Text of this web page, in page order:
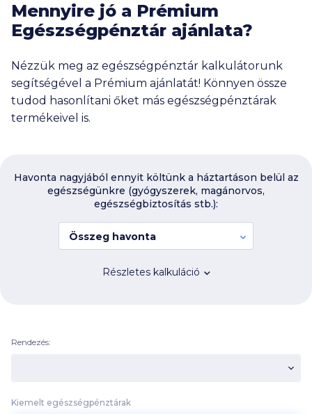
Mennyire jó a Prémium
Egészségpénztár ajánlata?
Nézzük meg az egészségpénztár kalkulátorunk
segítségével a Prémium ajánlatát! Könnyen össze
tudod hasonlítani őket más egészségpénztárak
termékeivel is.
Havonta nagyjából ennyit költünk a háztartáson belül az
egészségünkre (gyógyszerek, magánorvos,
egészségbiztosítás stb.):
Összeg havonta
Részletes kalkuláció
Kiemelt egészségpénztárak
Rendezés: